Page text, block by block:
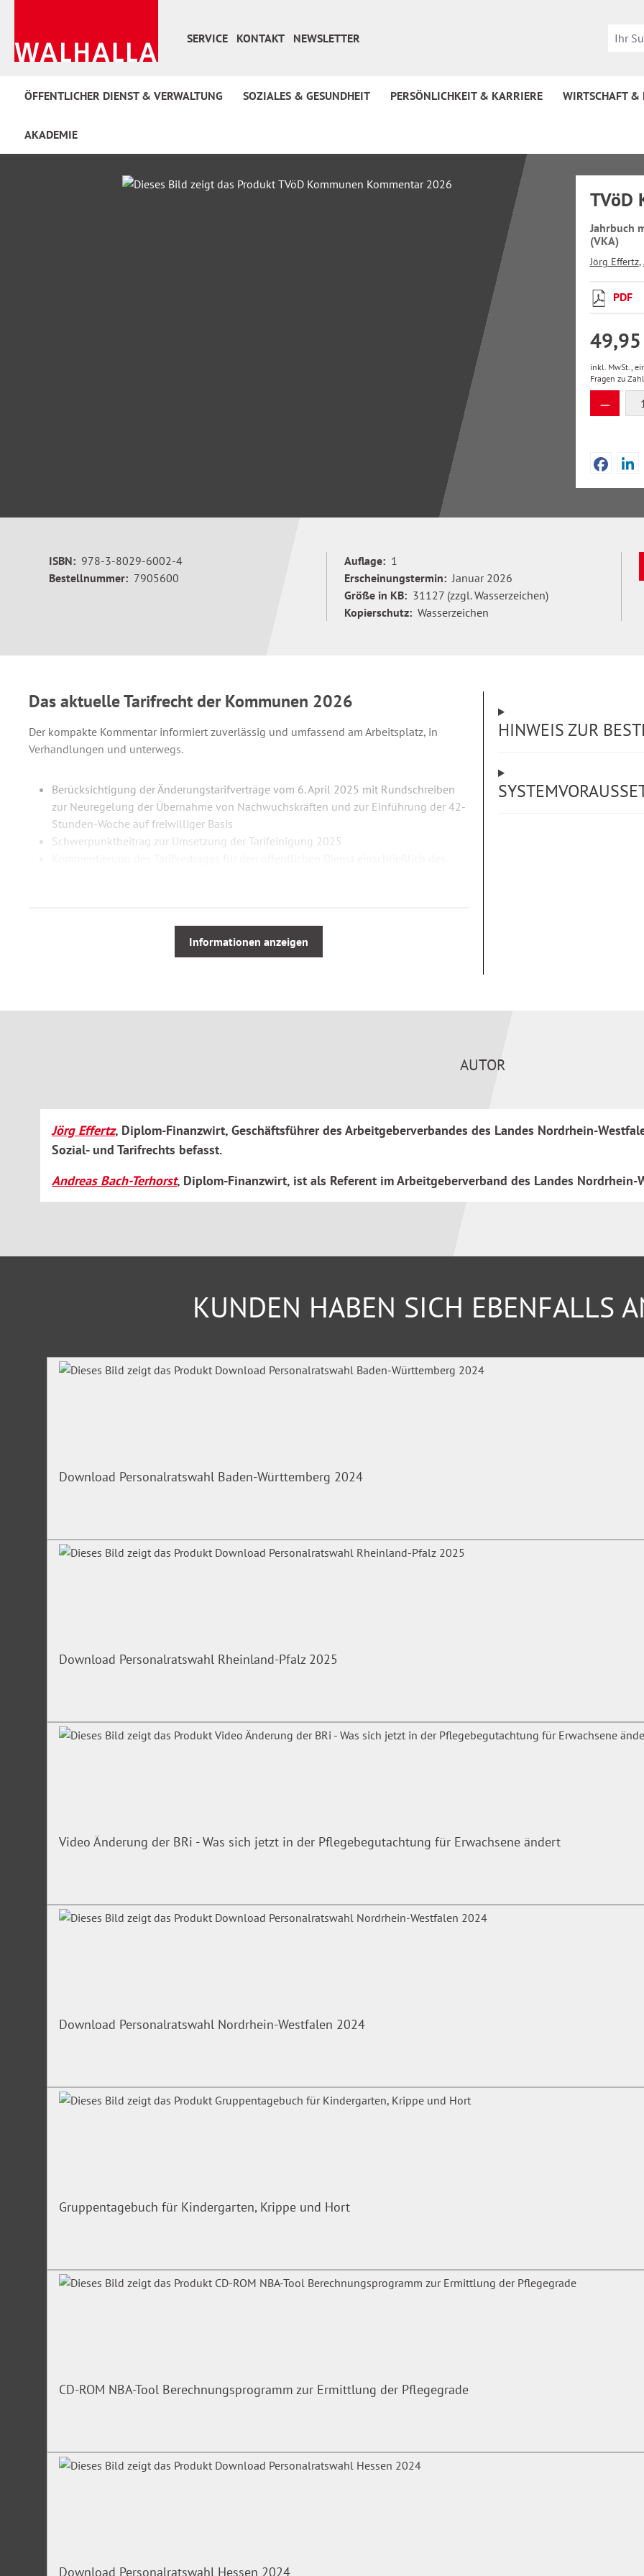
SERVICE
KONTAKT NEWSLETTER
ÖFFENTLICHER DIENST & VERWALTUNG SOZIALES & GESUNDHEIT PERSÖNLICHKEIT & KARRIERE WIRTSCHAFT
AKADEMIE
Bildergalerie überspringen
TVöD
Jahrbuch
(VKA)
Jörg Effertz,
PDF
inkl. MwSt.,
Fragen zu
ISBN: 978-3-8029-6002-4
Bestellnummer: 7905600
Auflage: 1
Erscheinungstermin: Januar 2026
Größe in KB: 31127 (zzgl. Wasserzeichen)
Kopierschutz: Wasserzeichen
Das aktuelle Tarifrecht der Kommunen 2026
Der kompakte Kommentar informiert zuverlässig und umfassend am Arbeitsplatz, in
Verhandlungen und unterwegs.
Berücksichtigung der Änderungstarifverträge vom 6. April 2025 mit Rundschreiben
zur Neuregelung der Übernahme von Nachwuchskräften und zur Einführung der 42-
Stunden-Woche auf freiwilliger Basis
Schwerpunktbeitrag zur Umsetzung der Tarifeinigung 2025
Entgeltordnung (VKA) mit ausführlicher Einführung
Kommentierung des Tarifvertrages für Ärztinnen und Ärzte an kommunalen
Krankenhäusern zwischen VKA und Marburger Bund sowie des
Tarifverträge zum Fahrradleasing, zur Entgeltumwandlung, zur Altersversorgung und
des Tarifrechts.
Zielgruppe:
Der Kommentar bietet eine zuverlässige Orientierungshilfe für Personalleiter,
Tarifangestellte des öffentlichen Dienstes (TVöD VKA), Mitarbeiter in
Informationen anzeigen
HINWEIS ZUR
AUTOR
Jörg Effertz, Diplom-Finanzwirt, Geschäftsführer des Arbeitgeberverbandes des Landes Nordrhein-
Sozial- und Tarifrechts befasst.
Andreas Bach-Terhorst, Diplom-Finanzwirt, ist als Referent im Arbeitgeberverband des Landes
KUNDEN HABEN SICH EBENFALLS
Produktgalerie überspringen
Download Personalratswahl Baden-Württemberg 2024
Download Personalratswahl Rheinland-Pfalz 2025
Video Änderung der BRi - Was sich jetzt in der Pflegebegutachtung für Erwachsene ändert
Download Personalratswahl Nordrhein-Westfalen 2024
Gruppentagebuch für Kindergarten, Krippe und Hort
CD-ROM NBA-Tool Berechnungsprogramm zur Ermittlung der Pflegegrade
Download Personalratswahl Hessen 2024